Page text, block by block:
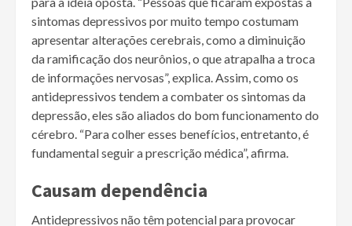
sintomas depressivos por muito tempo costumam
apresentar alterações cerebrais, como a diminuição
da ramificação dos neurônios, o que atrapalha a troca
de informações nervosas”, explica. Assim, como os
antidepressivos tendem a combater os sintomas da
depressão, eles são aliados do bom funcionamento do
cérebro. “Para colher esses benefícios, entretanto, é
fundamental seguir a prescrição médica”, afirma.
Causam dependência
Antidepressivos não têm potencial para provocar